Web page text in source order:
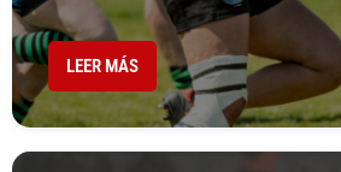
LEER MÁS